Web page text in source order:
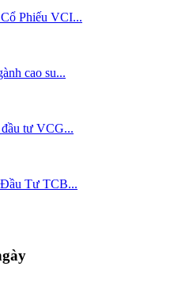
Phiếu VCI...
cao su...
tư VCG...
Tư TCB...